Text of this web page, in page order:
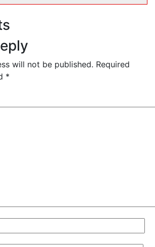
will not be published. Required
*